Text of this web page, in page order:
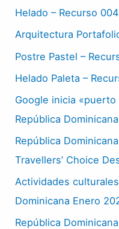
Helado – Recurso 004
Arquitectura
Postre Pastel –
Helado Paleta –
Google inicia
República Dominicana
República
Travellers’ Choice
Actividades
Dominicana Enero
República